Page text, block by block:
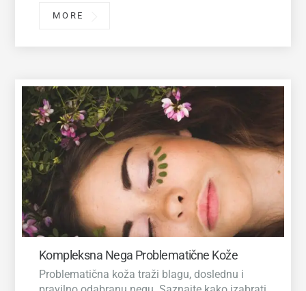
MORE
Kompleksna Nega Problematične Kože
Problematična koža traži blagu, doslednu i